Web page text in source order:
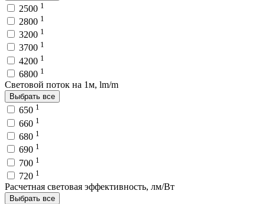
2500 1
2800 1
3200 1
3700 1
4200 1
6800 1
Световой поток на 1м, lm/m
Выбрать все
650 1
660 1
680 1
690 1
700 1
720 1
Расчетная световая эффективность, лм/Вт
Выбрать все